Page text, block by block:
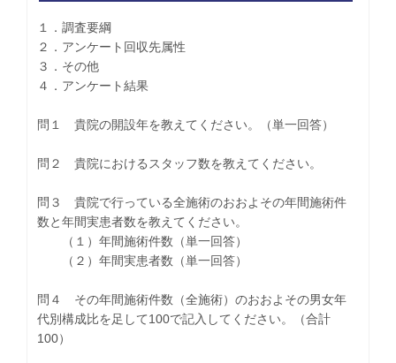
１．調査要綱
２．アンケート回収先属性
３．その他
４．アンケート結果
問１ 貴院の開設年を教えてください。（単一回答）
問２ 貴院におけるスタッフ数を教えてください。
問３ 貴院で行っている全施術のおおよその年間施術件
数と年間実患者数を教えてください。
（１）年間施術件数（単一回答）
（２）年間実患者数（単一回答）
問４ その年間施術件数（全施術）のおおよその男女年
代別構成比を足して100で記入してください。（合計
100）